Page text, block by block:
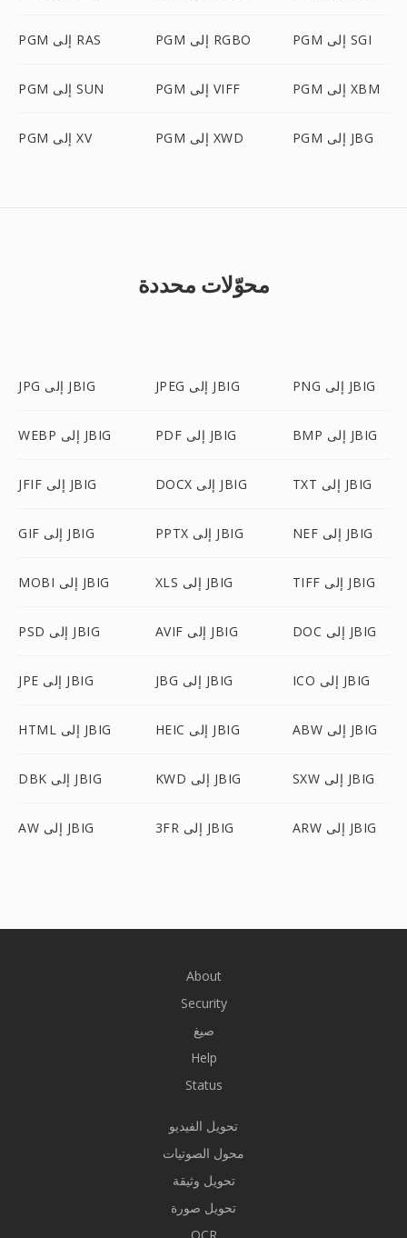
PGM إلى RAS PGM إلى RGBO PGM إلى SGI
PGM إلى SUN PGM إلى VIFF PGM إلى XBM
PGM إلى XV PGM إلى XWD PGM إلى JBG
محوّلات محددة
JPG إلى JBIG JPEG إلى JBIG PNG إلى JBIG
WEBP إلى JBIG PDF إلى JBIG BMP إلى JBIG
JFIF إلى JBIG DOCX إلى JBIG TXT إلى JBIG
GIF إلى JBIG PPTX إلى JBIG NEF إلى JBIG
MOBI إلى JBIG XLS إلى JBIG TIFF إلى JBIG
PSD إلى JBIG AVIF إلى JBIG DOC إلى JBIG
JPE إلى JBIG JBG إلى JBIG ICO إلى JBIG
HTML إلى JBIG HEIC إلى JBIG ABW إلى JBIG
DBK إلى JBIG KWD إلى JBIG SXW إلى JBIG
AW إلى JBIG 3FR إلى JBIG ARW إلى JBIG
About
Security
صيغ
Help
Status
تحويل الفيديو
محول الصوتيات
تحويل وثيقة
تحويل صورة